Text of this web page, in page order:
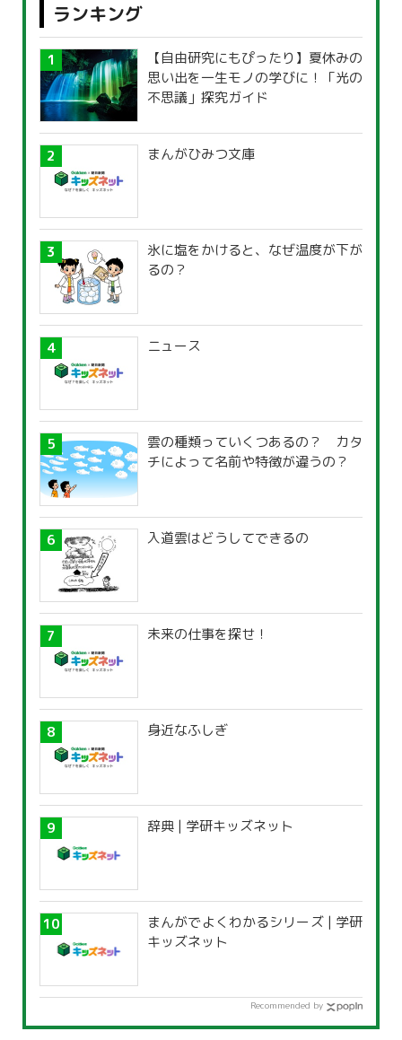
ランキング
【自由研究にもぴったり】夏休みの
思い出を一生モノの学びに！「光の
不思議」探究ガイド
まんがひみつ文庫
氷に塩をかけると、なぜ温度が下が
るの？
ニュース
雲の種類っていくつあるの？ カタ
チによって名前や特徴が違うの？
入道雲はどうしてできるの
未来の仕事を探せ！
身近なふしぎ
辞典 | 学研キッズネット
まんがでよくわかるシリーズ | 学研
キッズネット
Recommended by